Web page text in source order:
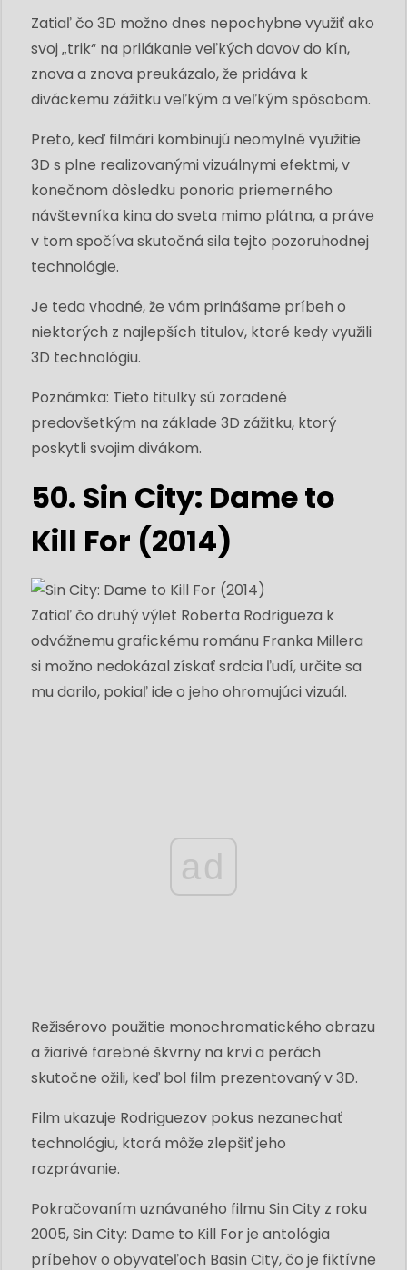
Zatiaľ čo 3D možno dnes nepochybne využiť ako
svoj „trik“ na prilákanie veľkých davov do kín,
znova a znova preukázalo, že pridáva k
diváckemu zážitku veľkým a veľkým spôsobom.
Preto, keď filmári kombinujú neomylné využitie
3D s plne realizovanými vizuálnymi efektmi, v
konečnom dôsledku ponoria priemerného
návštevníka kina do sveta mimo plátna, a práve
v tom spočíva skutočná sila tejto pozoruhodnej
technológie.
Je teda vhodné, že vám prinášame príbeh o
niektorých z najlepších titulov, ktoré kedy využili
3D technológiu.
Poznámka: Tieto titulky sú zoradené
predovšetkým na základe 3D zážitku, ktorý
poskytli svojim divákom.
50. Sin City: Dame to
Kill For (2014)
Zatiaľ čo druhý výlet Roberta Rodrigueza k
odvážnemu grafickému románu Franka Millera
si možno nedokázal získať srdcia ľudí, určite sa
mu darilo, pokiaľ ide o jeho ohromujúci vizuál.
ad
Režisérovo použitie monochromatického obrazu
a žiarivé farebné škvrny na krvi a perách
skutočne ožili, keď bol film prezentovaný v 3D.
Film ukazuje Rodriguezov pokus nezanechať
technológiu, ktorá môže zlepšiť jeho
rozprávanie.
Pokračovaním uznávaného filmu Sin City z roku
2005, Sin City: Dame to Kill For je antológia
príbehov o obyvateľoch Basin City, čo je fiktívne